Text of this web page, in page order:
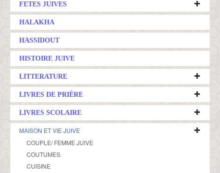
FETES JUIVES
HALAKHA
HASSIDOUT
HISTOIRE JUIVE
LITTERATURE
LIVRES DE PRIÈRE
LIVRES SCOLAIRE
MAISON ET VIE JUIVE
COUPLE/ FEMME JUIVE
COUTUMES
CUISINE